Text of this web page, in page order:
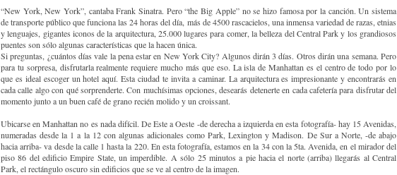
“New York, New York”, cantaba Frank Sinatra. Pero “the Big Apple” no se hizo famosa por la canción. Un sistema
de transporte público que funciona las 24 horas del día, más de 4500 rascacielos, una inmensa variedad de razas, etnias
y lenguajes, gigantes iconos de la arquitectura, 25.000 lugares para comer, la belleza del Central Park y los grandiosos
puentes son sólo algunas características que la hacen única.
Si preguntas, ¿cuántos días vale la pena estar en New York City? Algunos dirán 3 días. Otros dirán una semana. Pero
para tu sorpresa, disfrutarla realmente requiere mucho más que eso. La isla de Manhattan es el centro de todo por lo
que es ideal escoger un hotel aquí. Esta ciudad te invita a caminar. La arquitectura es impresionante y encontrarás en
cada calle algo con qué sorprenderte. Con muchísimas opciones, desearás detenerte en cada cafetería para disfrutar del
momento junto a un buen café de grano recién molido y un croissant.
Ubicarse en Manhattan no es nada difícil. De Este a Oeste -de derecha a izquierda en esta fotografía- hay 15 Avenidas,
numeradas desde la 1 a la 12 con algunas adicionales como Park, Lexington y Madison. De Sur a Norte, -de abajo
hacia arriba- va desde la calle 1 hasta la 220. En esta fotografía, estamos en la 34 con la 5ta. Avenida, en el mirador del
piso 86 del edificio Empire State, un imperdible. A sólo 25 minutos a pie hacia el norte (arriba) llegarás al Central
Park, el rectángulo oscuro sin edificios que se ve al centro de la imagen.